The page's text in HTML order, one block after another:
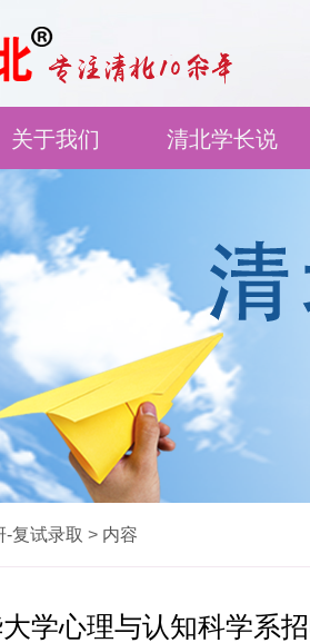
关于我们 清北学长说
-复试录取 > 内容
学心理与认知科学系